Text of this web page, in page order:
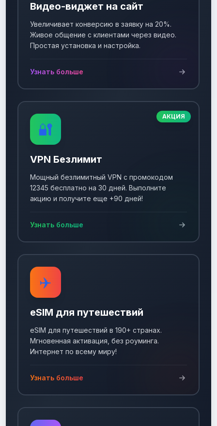
Видео-виджет на сайт
Увеличивает конверсию в заявку на 20%.
Живое общение с клиентами через видео.
Простая установка и настройка.
Узнать больше
АКЦИЯ
🔐
VPN Безлимит
Мощный безлимитный VPN с промокодом
12345 бесплатно на 30 дней. Выполните
акцию и получите еще +90 дней!
Узнать больше
✈️
eSIM для путешествий
eSIM для путешествий в 190+ странах.
Мгновенная активация, без роуминга.
Интернет по всему миру!
Узнать больше